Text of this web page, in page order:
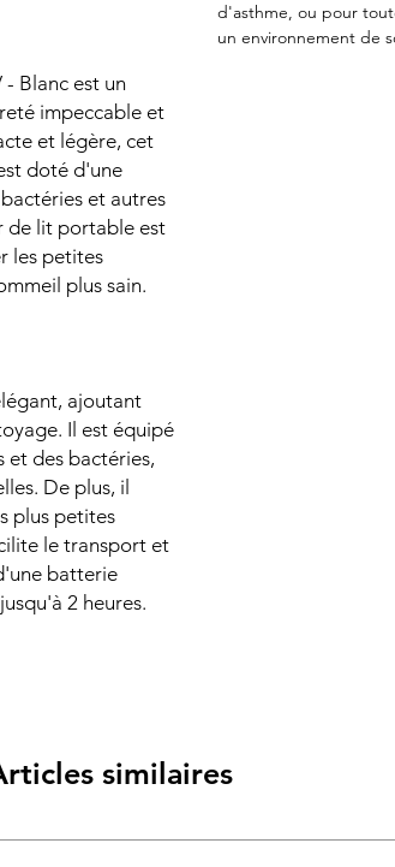
Blanc est un
impeccable et
et légère, cet
doté d'une
et autres
de lit portable est
les petites
plus sain.
ajoutant
Il est équipé
et des bactéries,
De plus, il
plus petites
le transport et
batterie
2 heures.
d'asthme, ou pour
un environnement de
similaires